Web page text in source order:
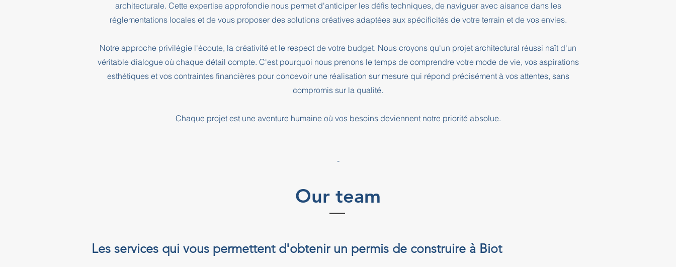
architecturale. Cette expertise approfondie nous permet d'anticiper les défis techniques, de naviguer avec aisance dans les
réglementations locales et de vous proposer des solutions créatives adaptées aux spécificités de votre terrain et de vos envies.
Notre approche privilégie l'écoute, la créativité et le respect de votre budget. Nous croyons qu'un projet architectural réussi naît d'un
véritable dialogue où chaque détail compte. C'est pourquoi nous prenons le temps de comprendre votre mode de vie, vos aspirations
esthétiques et vos contraintes financières pour concevoir une réalisation sur mesure qui répond précisément à vos attentes, sans
compromis sur la qualité.
Chaque projet est une aventure humaine où vos besoins deviennent notre priorité absolue.
-
Our team
Les services qui vous permettent d'obtenir un permis de construire à Biot